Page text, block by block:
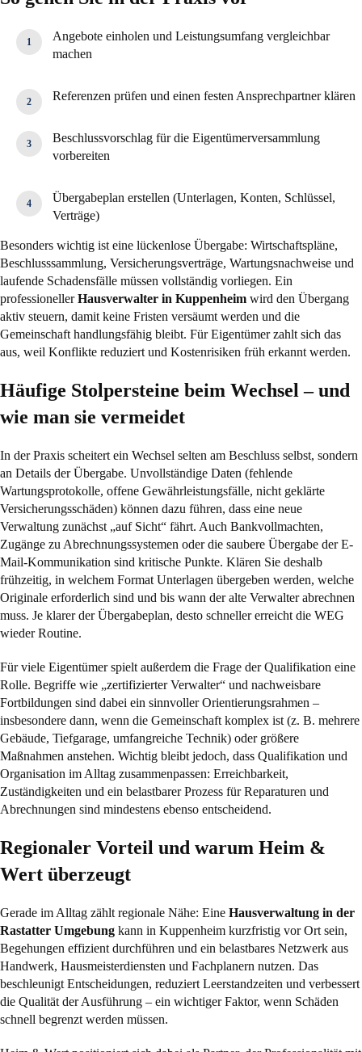
Angebote einholen und Leistungsumfang vergleichbar
machen
Referenzen prüfen und einen festen Ansprechpartner klären
Beschlussvorschlag für die Eigentümerversammlung
vorbereiten
Übergabeplan erstellen (Unterlagen, Konten, Schlüssel,
Verträge)
Besonders wichtig ist eine lückenlose Übergabe: Wirtschaftspläne,
Beschlusssammlung, Versicherungsverträge, Wartungsnachweise und
laufende Schadensfälle müssen vollständig vorliegen. Ein
professionellerHausverwalter in Kuppenheim wird den Übergang
aktiv steuern, damit keine Fristen versäumt werden und die
Gemeinschaft handlungsfähig bleibt. Für Eigentümer zahlt sich das
aus, weil Konflikte reduziert und Kostenrisiken früh erkannt werden.
Häufige Stolpersteine beim Wechsel – und
wie man sie vermeidet
In der Praxis scheitert ein Wechsel selten am Beschluss selbst, sondern
an Details der Übergabe. Unvollständige Daten (fehlende
Wartungsprotokolle, offene Gewährleistungsfälle, nicht geklärte
Versicherungsschäden) können dazu führen, dass eine neue
Verwaltung zunächst „auf Sicht“ fährt. Auch Bankvollmachten,
Zugänge zu Abrechnungssystemen oder die saubere Übergabe der E-
Mail-Kommunikation sind kritische Punkte. Klären Sie deshalb
frühzeitig, in welchem Format Unterlagen übergeben werden, welche
Originale erforderlich sind und bis wann der alte Verwalter abrechnen
muss. Je klarer der Übergabeplan, desto schneller erreicht die WEG
wieder Routine.
Für viele Eigentümer spielt außerdem die Frage der Qualifikation eine
Rolle. Begriffe wie „zertifizierter Verwalter“ und nachweisbare
Fortbildungen sind dabei ein sinnvoller Orientierungsrahmen –
insbesondere dann, wenn die Gemeinschaft komplex ist (z. B. mehrere
Gebäude, Tiefgarage, umfangreiche Technik) oder größere
Maßnahmen anstehen. Wichtig bleibt jedoch, dass Qualifikation und
Organisation im Alltag zusammenpassen: Erreichbarkeit,
Zuständigkeiten und ein belastbarer Prozess für Reparaturen und
Abrechnungen sind mindestens ebenso entscheidend.
Regionaler Vorteil und warum Heim &
Wert überzeugt
Gerade im Alltag zählt regionale Nähe: Eine Hausverwaltung in der
Rastatter Umgebung kann in Kuppenheim kurzfristig vor Ort sein,
Begehungen effizient durchführen und ein belastbares Netzwerk aus
Handwerk, Hausmeisterdiensten und Fachplanern nutzen. Das
beschleunigt Entscheidungen, reduziert Leerstandzeiten und verbessert
die Qualität der Ausführung – ein wichtiger Faktor, wenn Schäden
schnell begrenzt werden müssen.